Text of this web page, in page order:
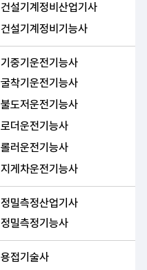
건설기계정비산업기사
건설기계정비기능사
기중기운전기능사
굴착기운전기능사
불도저운전기능사
로더운전기능사
롤러운전기능사
지게차운전기능사
정밀측정산업기사
정밀측정기능사
용접기술사